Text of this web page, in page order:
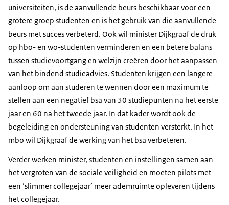
universiteiten, is de aanvullende beurs beschikbaar voor een
grotere groep studenten en is het gebruik van die aanvullende
beurs met succes verbeterd. Ook wil minister Dijkgraaf de druk
op hbo- en wo-studenten verminderen en een betere balans
tussen studievoortgang en welzijn creëren door het aanpassen
van het bindend studieadvies. Studenten krijgen een langere
aanloop om aan studeren te wennen door een maximum te
stellen aan een negatief bsa van 30 studiepunten na het eerste
jaar en 60 na het tweede jaar. In dat kader wordt ook de
begeleiding en ondersteuning van studenten versterkt. In het
mbo wil Dijkgraaf de werking van het bsa verbeteren.
Verder werken minister, studenten en instellingen samen aan
het vergroten van de sociale veiligheid en moeten pilots met
een ‘slimmer collegejaar’ meer ademruimte opleveren tijdens
het collegejaar.